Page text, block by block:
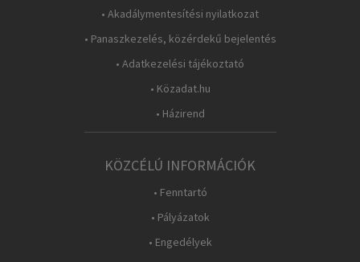
• Akadálymentesítési nyilatkozat
• Panaszkezelés, közérdekű bejelentés
• Adatkezelési tájékoztató
• Közadat.hu
• Házirend
KÖZCÉLÚ INFORMÁCIÓK
• Fenntartó
• Pályázatok
• Engedélyek